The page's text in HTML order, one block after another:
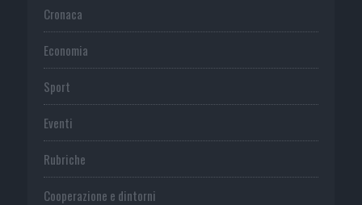
Cronaca
Economia
Sport
Eventi
Rubriche
Cooperazione e dintorni